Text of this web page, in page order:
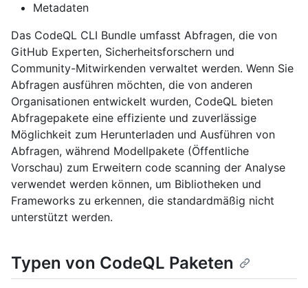
Metadaten
Das CodeQL CLI Bundle umfasst Abfragen, die von
GitHub Experten, Sicherheitsforschern und
Community-Mitwirkenden verwaltet werden. Wenn Sie
Abfragen ausführen möchten, die von anderen
Organisationen entwickelt wurden, CodeQL bieten
Abfragepakete eine effiziente und zuverlässige
Möglichkeit zum Herunterladen und Ausführen von
Abfragen, während Modellpakete (Öffentliche
Vorschau) zum Erweitern code scanning der Analyse
verwendet werden können, um Bibliotheken und
Frameworks zu erkennen, die standardmäßig nicht
unterstützt werden.
Typen von CodeQL Paketen